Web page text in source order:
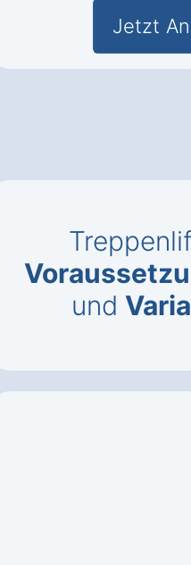
Jetzt
und